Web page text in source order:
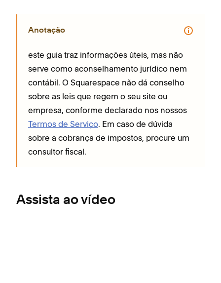
Anotação
este guia traz informações úteis, mas não
serve como aconselhamento jurídico nem
contábil. O Squarespace não dá conselho
sobre as leis que regem o seu site ou
empresa, conforme declarado nos nossos
Termos de Serviço. Em caso de dúvida
sobre a cobrança de impostos, procure um
consultor fiscal.
Assista ao vídeo